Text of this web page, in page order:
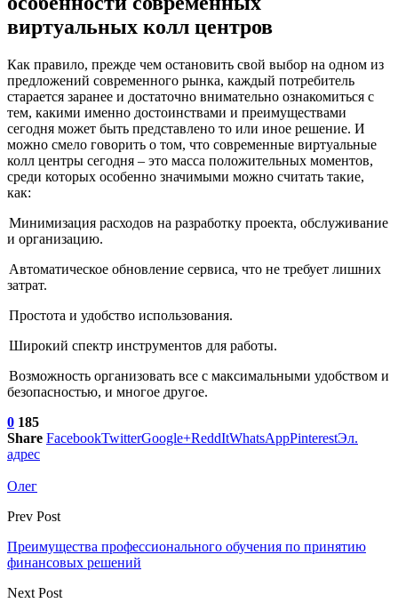
виртуальных колл центров
Как правило, прежде чем остановить свой выбор на одном из
предложений современного рынка, каждый потребитель
старается заранее и достаточно внимательно ознакомиться с
тем, какими именно достоинствами и преимуществами
сегодня может быть представлено то или иное решение. И
можно смело говорить о том, что современные виртуальные
колл центры сегодня – это масса положительных моментов,
среди которых особенно значимыми можно считать такие,
как:
Минимизация расходов на разработку проекта, обслуживание
и организацию.
Автоматическое обновление сервиса, что не требует лишних
затрат.
Простота и удобство использования.
Широкий спектр инструментов для работы.
Возможность организовать все с максимальными удобством и
безопасностью, и многое другое.
0 185
Share FacebookTwitterGoogle+ReddItWhatsAppPinterestЭл.
адрес
Олег
Prev Post
Преимущества профессионального обучения по принятию
финансовых решений
Next Post